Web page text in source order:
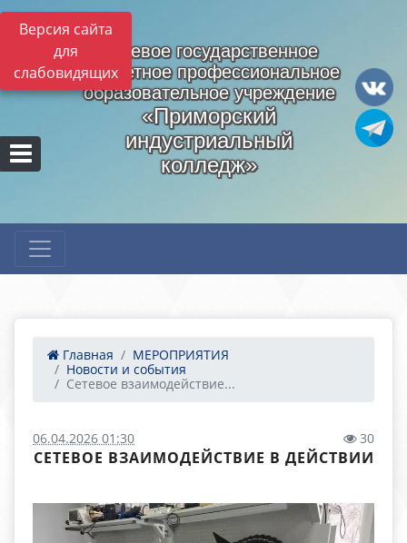
Версия сайта
для
слабовидящих
Краевое государственное
бюджетное профессиональное
образовательное учреждение
«Приморский
индустриальный
колледж»
Главная
МЕРОПРИЯТИЯ
Новости и события
Сетевое взаимодействие...
06.04.2026 01:30 30
СЕТЕВОЕ ВЗАИМОДЕЙСТВИЕ В ДЕЙСТВИИ